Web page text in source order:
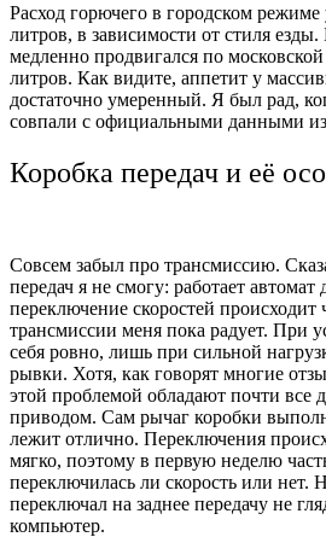
Расход горючего в городском
литров, в зависимости от стиля езды.
медленно продвигался по
литров. Как видите, аппетит у
достаточно умеренный. Я был рад,
совпали с официальными данными из
Коробка передач и её
Совсем забыл про трансмиссию.
передач я не смогу: работает автомат
переключение скоростей происходит
трансмиссии меня пока радует. При
себя ровно, лишь при сильной
рывки. Хотя, как говорят многие
этой проблемой обладают почти все
приводом. Сам рычаг коробки
лежит отлично. Переключения
мягко, поэтому в первую неделю
переключилась ли скорость или нет.
переключал на заднее передачу не
компьютер.